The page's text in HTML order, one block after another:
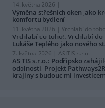
14. května 2026 |
Výměna střešních oken jako
komfortu bydlení
11. května 2026 | Vrchlabí do
Vrchlabí do toho!: Vrchlabí
Lukáše Teplého jako nového
7. května 2026 | ASITIS s.r.o.
ASITIS s.r.o.: Podřipsko
odolnosti. Projekt
krajiny s budoucími